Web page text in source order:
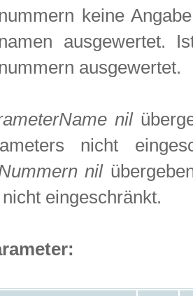
keine
ausgewertet.
ausgewertet.
nil
nicht
nil
eingeschränkt.